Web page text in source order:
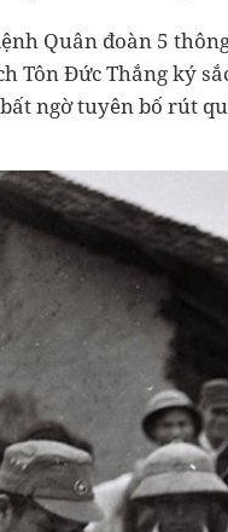
Quân đoàn 5
Tôn Đức Thắng ký
ngờ tuyên bố rút